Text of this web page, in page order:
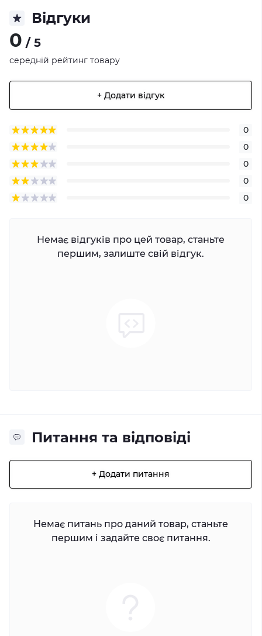
Відгуки
0 / 5
середній рейтинг товару
+ Додати відгук
0
0
0
0
0
Немає відгуків про цей товар, станьте
першим, залиште свій відгук.
Питання та відповіді
+ Додати питання
Немає питань про даний товар, станьте
першим і задайте своє питання.